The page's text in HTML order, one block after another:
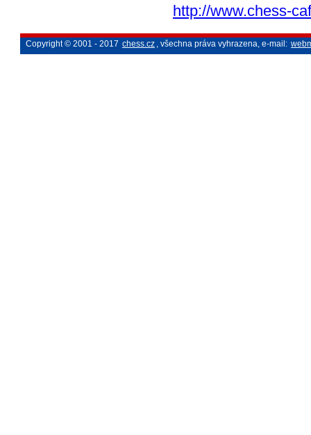
http://www.chess-
Copyright © 2001 - 2017 chess.cz , všechna práva vyhrazena, e-mail: